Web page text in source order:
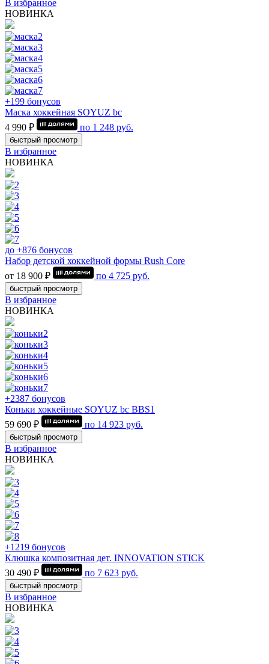
В избранное
НОВИНКА
+199 бонусов
Маска хоккейная SOYUZ bc
4 990 ₽
по 1 248 руб.
быстрый просмотр
В избранное
НОВИНКА
до +876 бонусов
Набор детской хоккейной формы Rush Core
от 18 900 ₽
по 4 725 руб.
быстрый просмотр
В избранное
НОВИНКА
+2387 бонусов
Коньки хоккейные SOYUZ bc BBS1
59 690 ₽
по 14 923 руб.
быстрый просмотр
В избранное
НОВИНКА
+1219 бонусов
Клюшка композитная дет. INNOVATION STICK
30 490 ₽
по 7 623 руб.
быстрый просмотр
В избранное
НОВИНКА